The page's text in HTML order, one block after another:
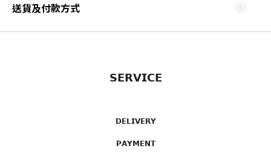
送貨及付款方式
𝗦𝗘𝗥𝗩𝗜𝗖𝗘
𝗗𝗘𝗟𝗜𝗩𝗘𝗥𝗬
𝗣𝗔𝗬𝗠𝗘𝗡𝗧